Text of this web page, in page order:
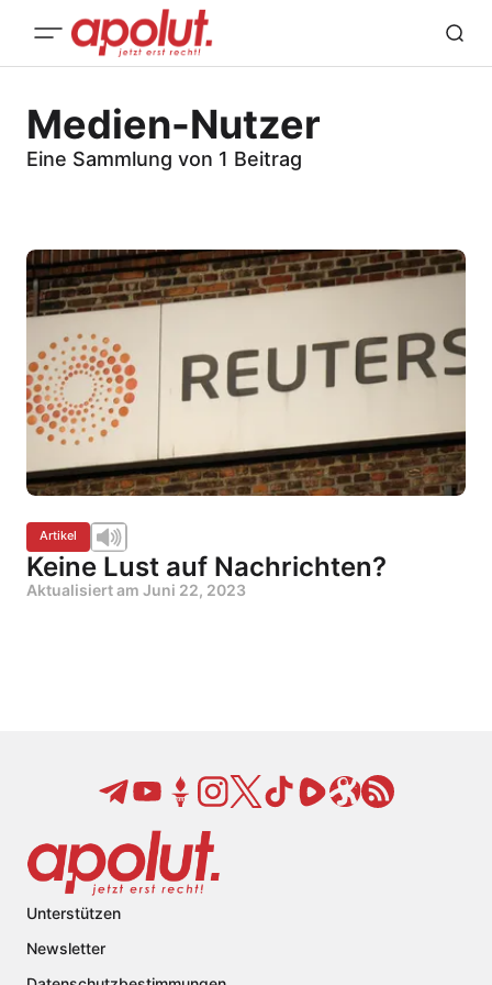
Medien-Nutzer
Eine Sammlung von 1 Beitrag
Artikel
Keine Lust auf Nachrichten?
Aktualisiert am Juni 22, 2023
Unterstützen
Newsletter